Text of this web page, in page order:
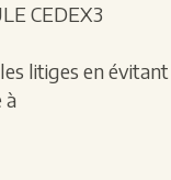
CEDEX3
litiges en
à